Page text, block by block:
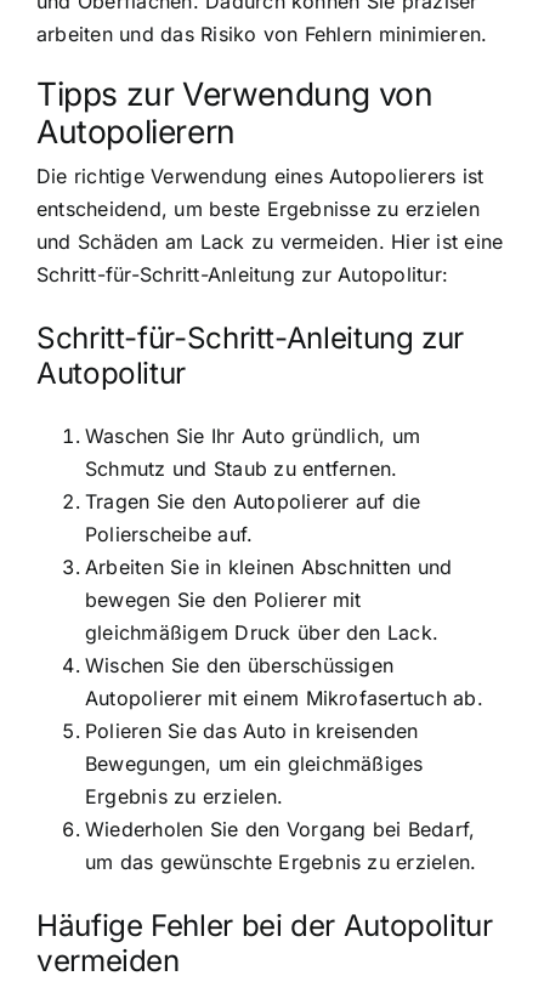
arbeiten und das Risiko von Fehlern minimieren.
Tipps zur Verwendung von
Autopolierern
Die richtige Verwendung eines Autopolierers ist
entscheidend, um beste Ergebnisse zu erzielen
und Schäden am Lack zu vermeiden. Hier ist eine
Schritt-für-Schritt-Anleitung zur Autopolitur:
Schritt-für-Schritt-Anleitung zur
Autopolitur
Waschen Sie Ihr Auto gründlich, um
Schmutz und Staub zu entfernen.
Tragen Sie den Autopolierer auf die
Polierscheibe auf.
Arbeiten Sie in kleinen Abschnitten und
bewegen Sie den Polierer mit
gleichmäßigem Druck über den Lack.
Wischen Sie den überschüssigen
Autopolierer mit einem Mikrofasertuch ab.
Polieren Sie das Auto in kreisenden
Bewegungen, um ein gleichmäßiges
Ergebnis zu erzielen.
Wiederholen Sie den Vorgang bei Bedarf,
um das gewünschte Ergebnis zu erzielen.
Häufige Fehler bei der Autopolitur
vermeiden